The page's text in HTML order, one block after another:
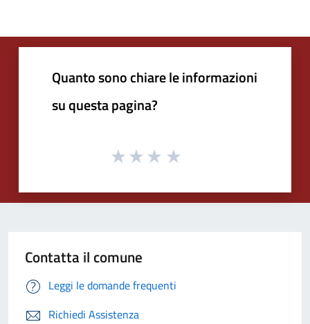
Quanto sono chiare le informazioni
su questa pagina?
Contatta il comune
Leggi le domande frequenti
Richiedi Assistenza